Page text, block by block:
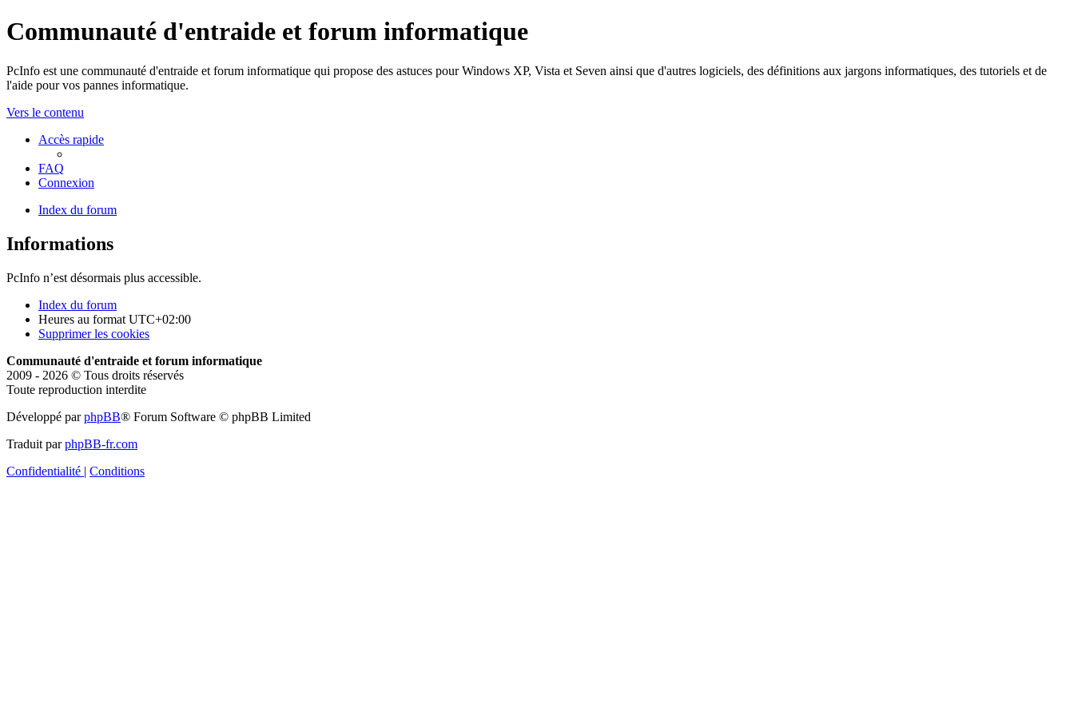
Communauté d'entraide et forum informatique
PcInfo est une communauté d'entraide et forum informatique qui propose des astuces pour Windows XP, Vista et Seven ainsi que d'autres logiciels, des définitions aux jargons informatiques, des tutoriels et de
l'aide pour vos pannes informatique.
Vers le contenu
Accès rapide
FAQ
Connexion
Index du forum
Informations
PcInfo n’est désormais plus accessible.
Index du forum
Heures au format UTC+02:00
Supprimer les cookies
Communauté d'entraide et forum informatique
2009 - 2026 © Tous droits réservés
Toute reproduction interdite
Développé parphpBB® Forum Software © phpBB Limited
Traduit parphpBB-fr.com
Confidentialité | Conditions